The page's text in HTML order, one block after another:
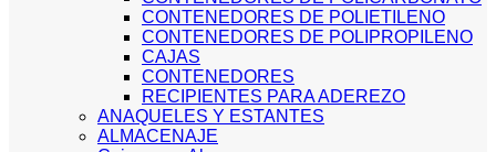
CONTENEDORES DE POLIETILENO
CONTENEDORES DE POLIPROPILENO
CAJAS
CONTENEDORES
RECIPIENTES PARA ADEREZO
ANAQUELES Y ESTANTES
ALMACENAJE